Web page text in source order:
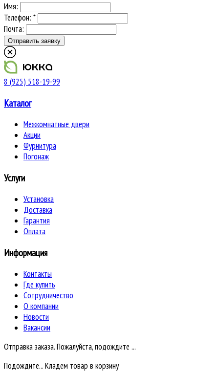
Имя:
Телефон: *
Почта:
8 (925) 518-19-99
Каталог
Межкомнатные двери
Акции
Фурнитура
Погонаж
Услуги
Установка
Доставка
Гарантия
Оплата
Информация
Контакты
Где купить
Сотрудничество
О компании
Новости
Вакансии
Отправка заказа. Пожалуйста, подождите ...
Подождите... Кладем товар в корзину